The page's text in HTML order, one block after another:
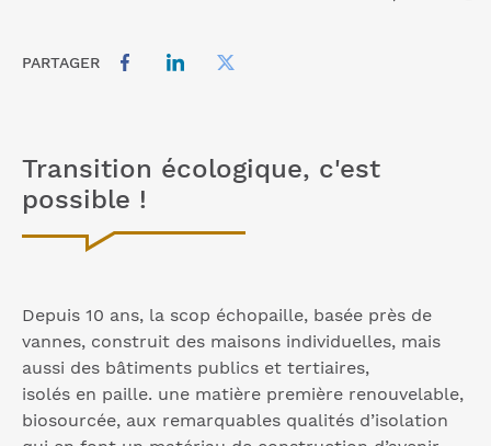
PARTAGER
Transition écologique, c'est
possible !
Depuis 10 ans, la scop échopaille, basée près de
vannes, construit des maisons individuelles, mais
aussi des bâtiments publics et tertiaires,
isolés en paille. une matière première renouvelable,
biosourcée, aux remarquables qualités d’isolation